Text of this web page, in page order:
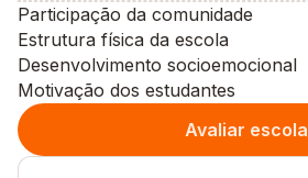
Participação da comunidade
Estrutura física da escola
Desenvolvimento socioemocional
Motivação dos estudantes
Avaliar escola